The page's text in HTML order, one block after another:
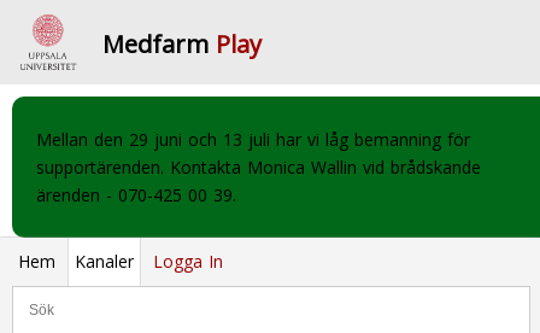
Medfarm Play
Mellan den 29 juni och 13 juli har vi låg bemanning för
supportärenden. Kontakta Monica Wallin vid brådskande
ärenden - 070-425 00 39.
Hem Kanaler Logga In